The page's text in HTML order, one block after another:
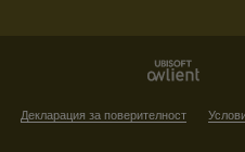
Декларация за поверителност